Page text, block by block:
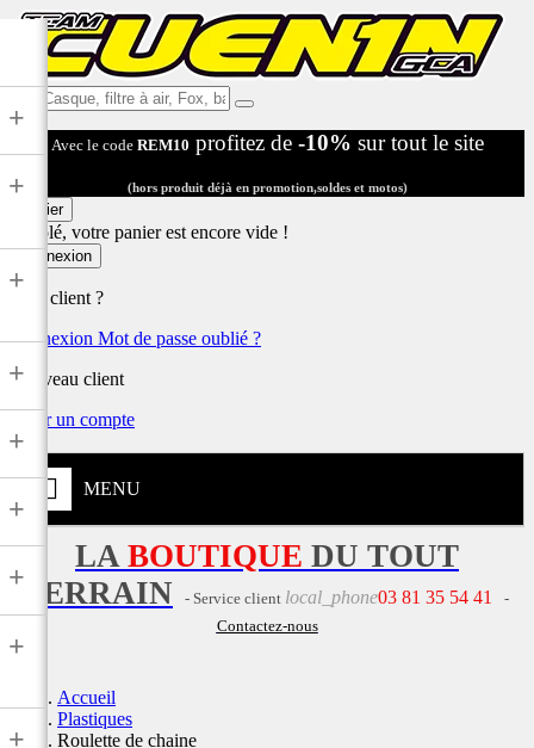
Ex:
Casque,
filtre
air,
Fox,
...
Avec le code REM10 profitez de -10% sur tout le site
(hors produit déjà en promotion,soldes et motos)
Panier
Désolé, votre panier est encore vide !
Connexion
Déjà client ?
Connexion Mot de passe oublié ?
Nouveau client
Créer un compte
MENU
+
+
+
+
+
+
+
+
+
LA BOUTIQUE DU TOUT
TERRAIN
- Service client local_phone03 81 35 54 41
-
Contactez-nous
Accueil
Plastiques
Roulette de chaine